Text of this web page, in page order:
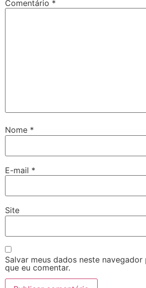
Comentário *
Nome *
E-mail *
Site
Salvar meus dados neste
que eu comentar.